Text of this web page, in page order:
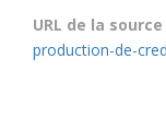
URL de la source
production-de-